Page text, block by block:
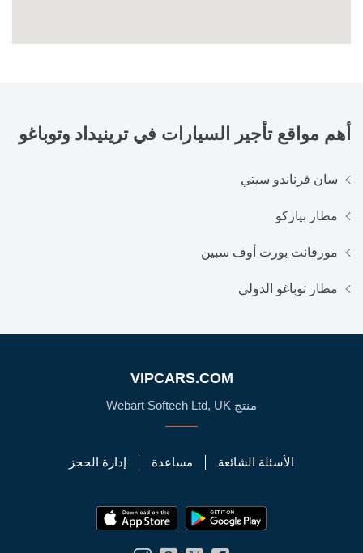
أهم مواقع تأجير السيارات فيترينيداد وتوباغو
سان فرناندو سيتي
مطار بياركو
مورفانت بورت أوف سبين
مطار توباغو الدولي
VIPCARS.COM
منتج Webart Softech Ltd, UK
الأسئلة الشائعة مساعدة إدارة الحجز